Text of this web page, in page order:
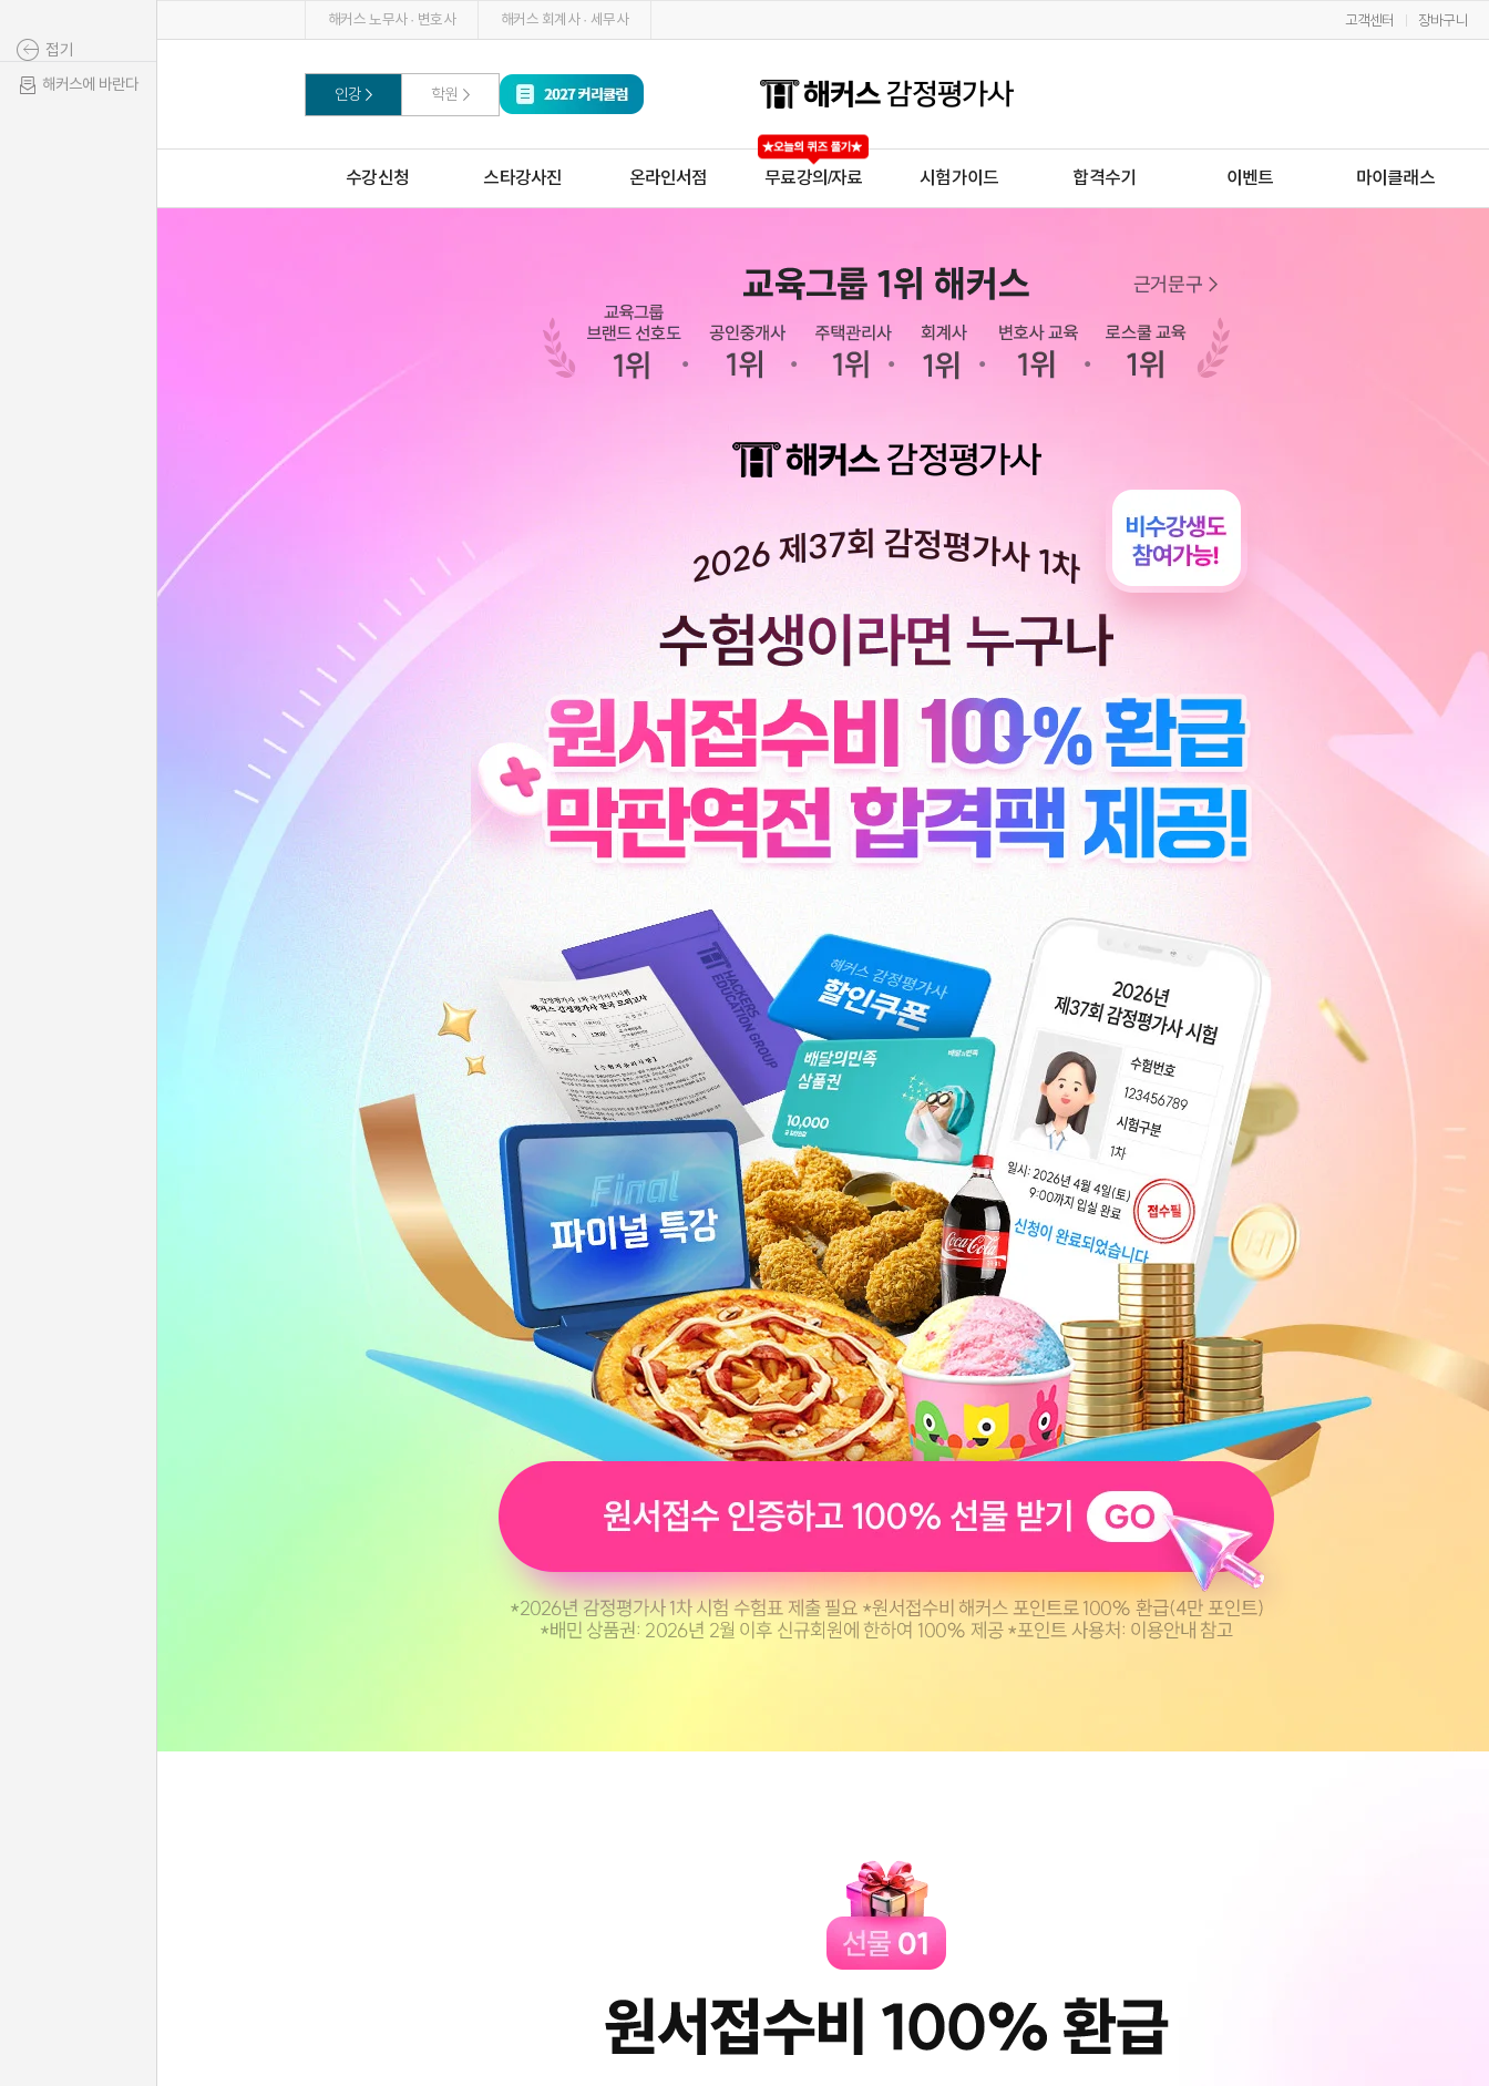
해커스 노무사 · 변호사 해커스 회계사 · 세무사 고객센터 장바구니
인강 학원
수강신청 스타강사진 온라인서점 무료강의/자료 시험가이드 합격수기 이벤트 마이클래스
접기
해커스에 바란다